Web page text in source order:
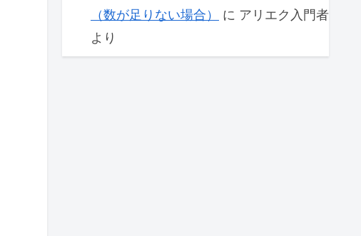
（数が足りない場合）
に アリエク入門者
より